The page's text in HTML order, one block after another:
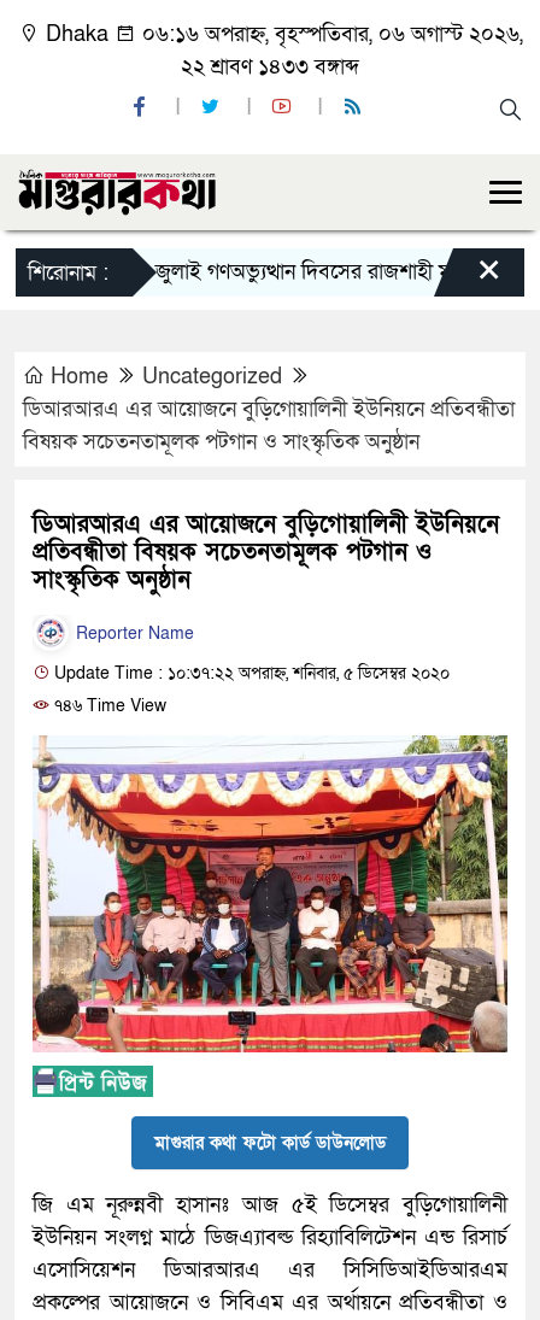
Dhaka
০৬:১৬ অপরাহ্ন, বৃহস্পতিবার, ০৬ অগাস্ট ২০২৬,
২২ শ্রাবণ ১৪৩৩ বঙ্গাব্দ
শিরোনাম :জুলাই গণঅভ্যুত্থান দিবসের রাজশাহী মহানগর ×
Home
Uncategorized
ডিআরআরএ এর আয়োজনে বুড়িগোয়ালিনী ইউনিয়নে প্রতিবন্ধীতা
বিষয়ক সচেতনতামূলক পটগান ও সাংস্কৃতিক অনুষ্ঠান
ডিআরআরএ এর আয়োজনে বুড়িগোয়ালিনী ইউনিয়নে
প্রতিবন্ধীতা বিষয়ক সচেতনতামূলক পটগান ও
সাংস্কৃতিক অনুষ্ঠান
Reporter Name
Update Time : ১০:৩৭:২২ অপরাহ্ন, শনিবার, ৫ ডিসেম্বর ২০২০
৭৪৬ Time View
মাগুরার কথা ফটো কার্ড ডাউনলোড
জি এম নূরুন্নবী হাসানঃ আজ ৫ই ডিসেম্বর বুড়িগোয়ালিনী
ইউনিয়ন সংলগ্ন মাঠে ডিজএ্যাবল্ড রিহ্যাবিলিটেশন এন্ড রিসার্চ
এসোসিয়েশন ডিআরআরএ এর সিসিডিআইডিআরএম
প্রকল্পের আয়োজনে ও সিবিএম এর অর্থায়নে প্রতিবন্ধীতা ও